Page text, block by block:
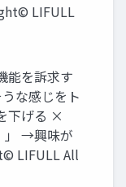
LIFULL
能を訴求す
な感じをト
下げる ×
」 →興味が
LIFULL All